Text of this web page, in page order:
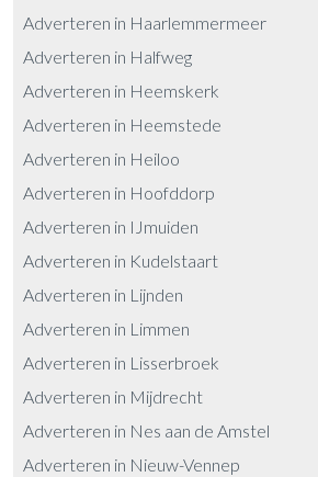
Adverteren in Haarlemmermeer
Adverteren in Halfweg
Adverteren in Heemskerk
Adverteren in Heemstede
Adverteren in Heiloo
Adverteren in Hoofddorp
Adverteren in IJmuiden
Adverteren in Kudelstaart
Adverteren in Lijnden
Adverteren in Limmen
Adverteren in Lisserbroek
Adverteren in Mijdrecht
Adverteren in Nes aan de Amstel
Adverteren in Nieuw-Vennep